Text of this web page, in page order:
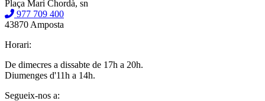
Plaça Mari Chordà, sn
977 709 400
43870 Amposta
Horari:
De dimecres a dissabte de 17h a 20h.
Diumenges d'11h a 14h.
Segueix-nos a: